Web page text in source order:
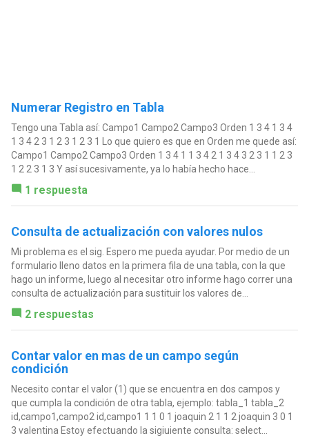
Numerar Registro en Tabla
Tengo una Tabla así: Campo1 Campo2 Campo3 Orden 1 3 4 1 3 4
1 3 4 2 3 1 2 3 1 2 3 1 Lo que quiero es que en Orden me quede así:
Campo1 Campo2 Campo3 Orden 1 3 4 1 1 3 4 2 1 3 4 3 2 3 1 1 2 3
1 2 2 3 1 3 Y así sucesivamente, ya lo había hecho hace...
1 respuesta
Consulta de actualización con valores nulos
Mi problema es el sig. Espero me pueda ayudar. Por medio de un
formulario lleno datos en la primera fila de una tabla, con la que
hago un informe, luego al necesitar otro informe hago correr una
consulta de actualización para sustituir los valores de...
2 respuestas
Contar valor en mas de un campo según
condición
Necesito contar el valor (1) que se encuentra en dos campos y
que cumpla la condición de otra tabla, ejemplo: tabla_1 tabla_2
id,campo1,campo2 id,campo1 1 1 0 1 joaquin 2 1 1 2 joaquin 3 0 1
3 valentina Estoy efectuando la sigiuiente consulta: select...